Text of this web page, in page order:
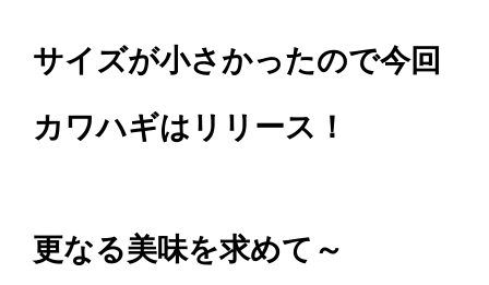
サイズが小さかったので今回
カワハギはリリース！
更なる美味を求めて～